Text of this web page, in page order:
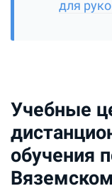
для
Учебные
обучения
Вяземском